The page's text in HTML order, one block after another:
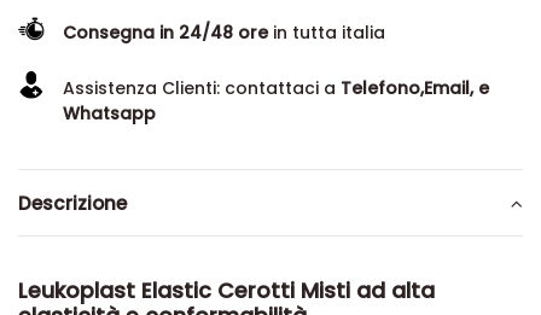
Consegna in 24/48 orein tutta italia
Assistenza Clienti: contattaci a Telefono,Email, e
Whatsapp
Descrizione
Leukoplast Elastic Cerotti Misti ad alta